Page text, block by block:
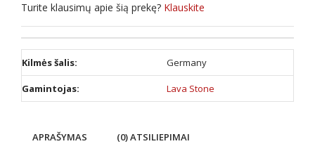
Turite klausimų apie šią prekę? Klauskite
Kilmės šalis: Germany
Gamintojas: Lava Stone
APRAŠYMAS (0) ATSILIEPIMAI